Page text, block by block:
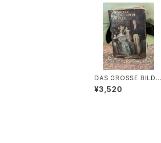
古楽以外
DAS GROSSE BILDE
RLEXIKON DER MO
DE【著者：Ludmila Ky
¥3,520